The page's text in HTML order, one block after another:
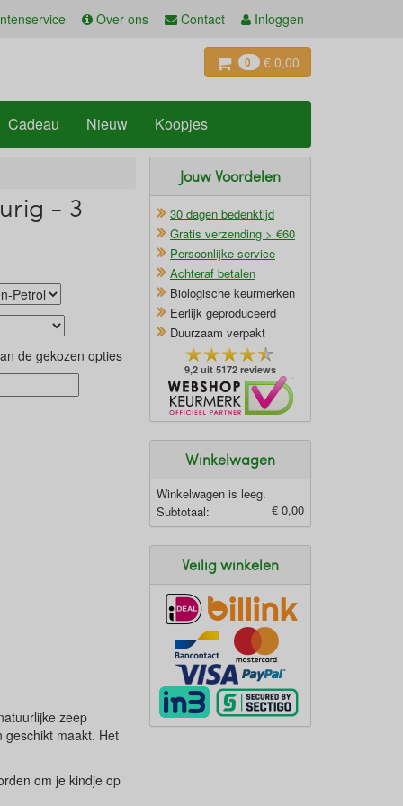
Over ons Contact Inloggen
0 € 0,00
Cadeau Nieuw Koopjes
- 3
de gekozen opties
zeep
geschikt maakt. Het
om je kindje op
Jouw Voordelen
30 dagen bedenktijd
Gratis verzending > €60
Persoonlijke service
Achteraf betalen
Biologische keurmerken
Eerlijk geproduceerd
Duurzaam verpakt
9,2 uit 5172 reviews
Winkelwagen
Winkelwagen is leeg.
Subtotaal:
€ 0,00
Veilig winkelen